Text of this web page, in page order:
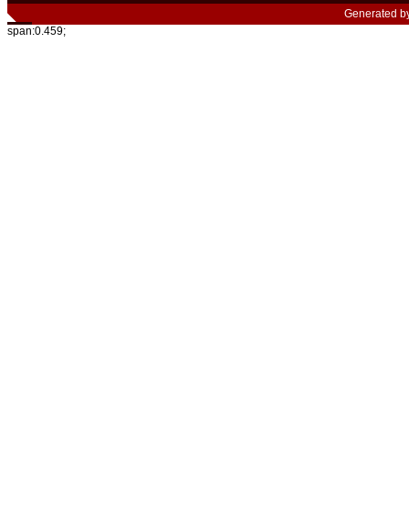
Generated
span:0.459;